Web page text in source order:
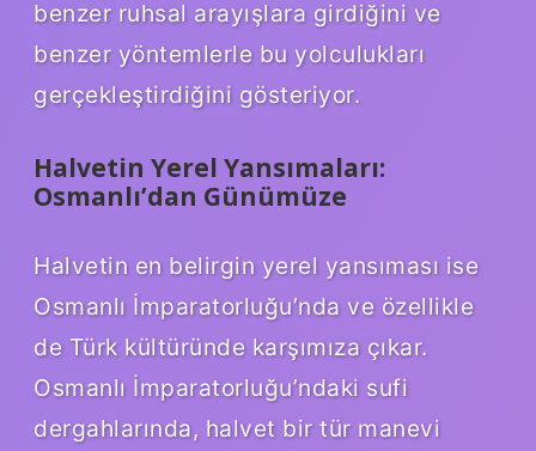
benzer ruhsal arayışlara girdiğini ve
benzer yöntemlerle bu yolculukları
gerçekleştirdiğini gösteriyor.
Halvetin Yerel Yansımaları:
Osmanlı’dan Günümüze
Halvetin en belirgin yerel yansıması ise
Osmanlı İmparatorluğu’nda ve özellikle
de Türk kültüründe karşımıza çıkar.
Osmanlı İmparatorluğu’ndaki sufi
dergahlarında, halvet bir tür manevi